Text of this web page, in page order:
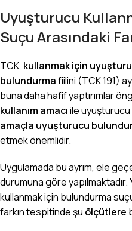
Uyuşturucu
Suçu Arasındaki
TCK, kullanmak için
bulundurmafiilini (TCK 191)
buna daha hafif yaptırımlar
kullanım amacıile uyuşturucu
amaçla uyuşturucu
etmek önemlidir.
Uygulamada bu ayrım, ele
durumuna göre yapılmaktadır.
kullanmak için bulundurma
farkın tespitinde şu ölçütlere